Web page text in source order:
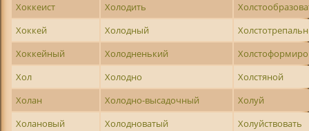
Хоккеист
Холодить
Хоккей
Холодный
Хоккейный
Холодненький
Хол
Холодно
Холстяной
Холан
Холодно-высадочный
Холуй
Холановый
Холодноватый
Холуйствовать